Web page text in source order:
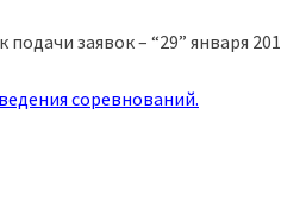
заявок – “29” января
соревнований.